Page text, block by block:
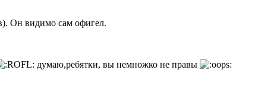
Он видимо сам офигел.
думаю,ребятки, вы немножко не правы